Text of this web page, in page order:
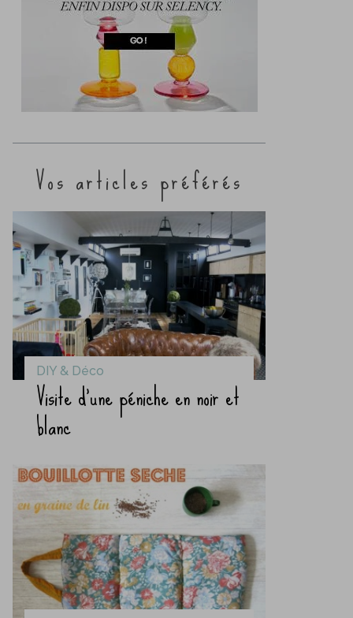
Vos articles préférés
DIY & Déco
Visite d’une péniche en noir et
blanc